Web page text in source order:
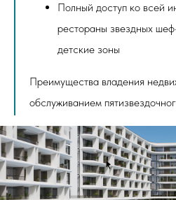
Полный доступ ко всей
рестораны звездных
детские зоны
Преимущества владения
обслуживанием